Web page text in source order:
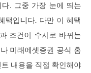
. 그중 가장 눈에 띄는
택입니다. 다만 이 혜택
조건이 수시로 바뀌는
미래에셋증권 공식 홈
내용을 직접 확인해야